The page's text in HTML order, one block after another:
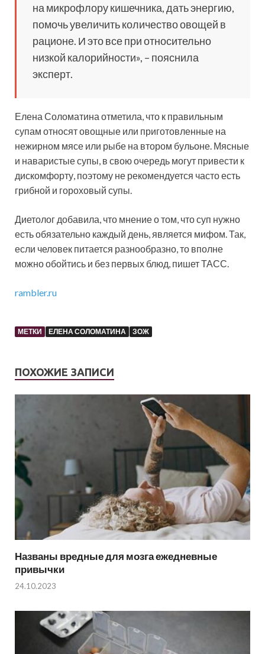
на микрофлору кишечника, дать энергию,
помочь увеличить количество овощей в
рационе. И это все при относительно
низкой калорийности», – пояснила
эксперт.
Елена Соломатина отметила, что к правильным
супам относят овощные или приготовленные на
нежирном мясе или рыбе на втором бульоне. Мясные
и наваристые супы, в свою очередь могут привести к
дискомфорту, поэтому не рекомендуется часто есть
грибной и гороховый супы.
Диетолог добавила, что мнение о том, что суп нужно
есть обязательно каждый день, является мифом. Так,
если человек питается разнообразно, то вполне
можно обойтись и без первых блюд, пишет ТАСС.
rambler.ru
МЕТКИ ЕЛЕНА СОЛОМАТИНА ЗОЖ
ПОХОЖИЕ ЗАПИСИ
Названы вредные для мозга ежедневные
привычки
24.10.2023